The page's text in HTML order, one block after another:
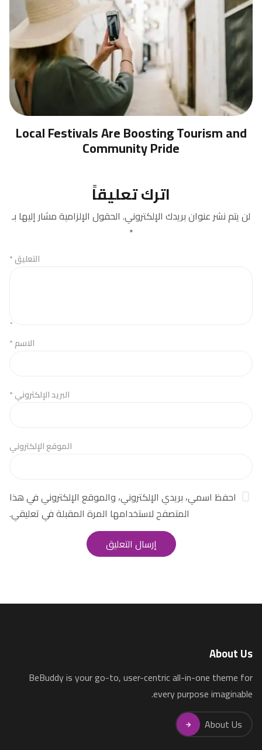
Local Festivals Are Boosting Tourism and
Community Pride
اترك تعليقاً
لن يتم نشر عنوان بريدك الإلكتروني. الحقول الإلزامية مشار إليها بـ
*
التعليق*
الاسم*
البريد الإلكتروني*
الموقع الإلكتروني
احفظ اسمي، بريدي الإلكتروني، والموقع الإلكتروني في هذا
المتصفح لاستخدامها المرة المقبلة في تعليقي.
About Us
BeBuddy is your go-to, user-centric all-in-one theme for
every purpose imaginable.
About Us